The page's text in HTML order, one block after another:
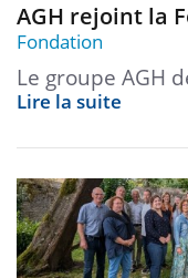
AGH rejoint la
Fondation
Le groupe AGH
Lire la suite